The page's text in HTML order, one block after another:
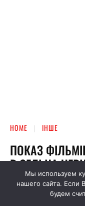
Мы используем
нашего сайта. Если
будем